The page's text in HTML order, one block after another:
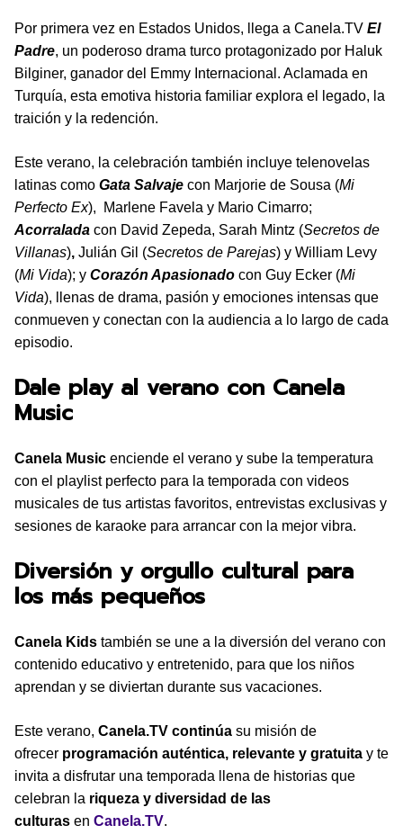
Por primera vez en Estados Unidos, llega a Canela.TV El
Padre, un poderoso drama turco protagonizado por Haluk
Bilginer, ganador del Emmy Internacional. Aclamada en
Turquía, esta emotiva historia familiar explora el legado, la
traición y la redención.
Este verano, la celebración también incluye telenovelas
latinas como Gata Salvaje con Marjorie de Sousa (Mi
Perfecto Ex), Marlene Favela y Mario Cimarro;
Acorralada con David Zepeda, Sarah Mintz (Secretos de
Villanas), Julián Gil (Secretos de Parejas) y William Levy
(Mi Vida); y Corazón Apasionado con Guy Ecker (Mi
Vida), llenas de drama, pasión y emociones intensas que
conmueven y conectan con la audiencia a lo largo de cada
episodio.
Dale play al verano con Canela
Music
Canela Music enciende el verano y sube la temperatura
con el playlist perfecto para la temporada con videos
musicales de tus artistas favoritos, entrevistas exclusivas y
sesiones de karaoke para arrancar con la mejor vibra.
Diversión y orgullo cultural para
los más pequeños
Canela Kids también se une a la diversión del verano con
contenido educativo y entretenido, para que los niños
aprendan y se diviertan durante sus vacaciones.
Este verano, Canela.TV continúa su misión de
ofrecer programación auténtica, relevante y gratuita y te
invita a disfrutar una temporada llena de historias que
celebran la riqueza y diversidad de las
culturas en Canela.TV.